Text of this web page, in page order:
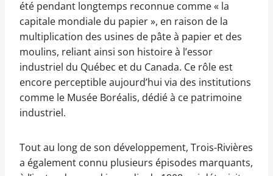
été pendant longtemps reconnue comme « la
capitale mondiale du papier », en raison de la
multiplication des usines de pâte à papier et des
moulins, reliant ainsi son histoire à l’essor
industriel du Québec et du Canada. Ce rôle est
encore perceptible aujourd’hui via des institutions
comme le Musée Boréalis, dédié à ce patrimoine
industriel.
Tout au long de son développement, Trois-Rivières
a également connu plusieurs épisodes marquants,